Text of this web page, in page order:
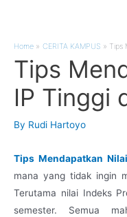
Home CERITA KAMPUS Tips
Tips
IP Tinggi
By Rudi Hartoyo
Tips Mendapatkan
mana yang tidak ingin
Terutama nilai Indeks
semester. Semua